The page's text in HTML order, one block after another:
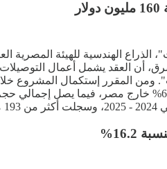
أن العقد يشمل أعمال